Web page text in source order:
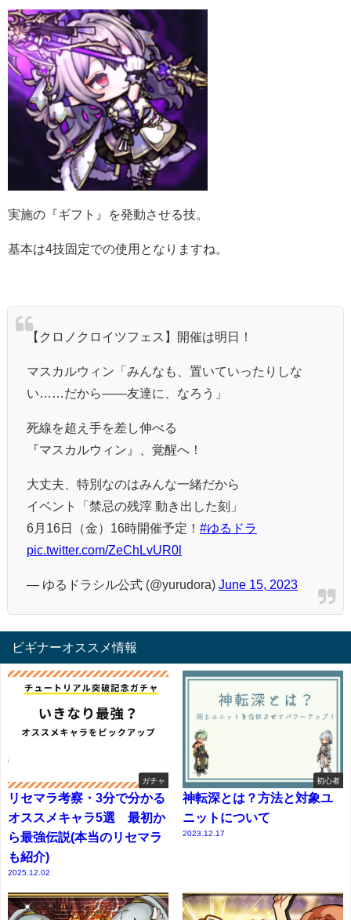
実施の『ギフト』を発動させる技。
基本は4技固定での使用となりますね。
【クロノクロイツフェス】開催は明日！
マスカルウィン「みんなも、置いていったりしな
い……だから——友達に、なろう」
死線を超え手を差し伸べる
『マスカルウィン』、覚醒へ！
大丈夫、特別なのはみんな一緒だから
イベント「禁忌の残滓 動き出した刻」
6月16日（金）16時開催予定！ #ゆるドラ
pic.twitter.com/ZeChLvUR0l
— ゆるドラシル公式 (@yurudora) June 15, 2023
ビギナーオススメ情報
ガチャ
リセマラ考察・3分で分かる
オススメキャラ5選 最初か
ら最強伝説(本当のリセマラ
も紹介)
2025.12.02
初心者
神転深とは？方法と対象ユ
ニットについて
2023.12.17